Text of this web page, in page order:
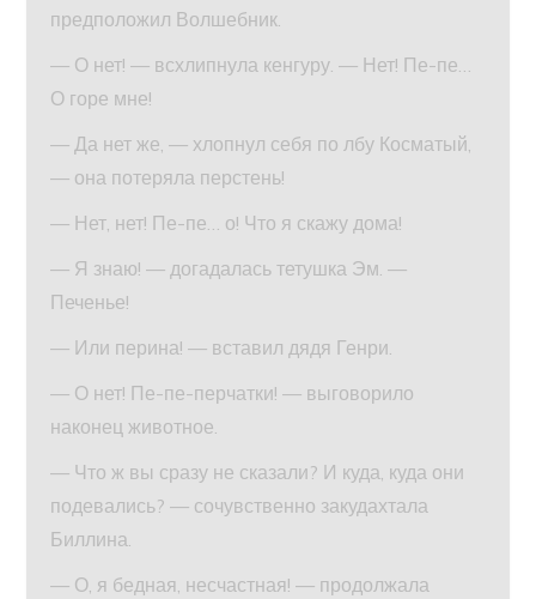
предположил Волшебник.
— О нет! — всхлипнула кенгуру. — Нет! Пе-пе…
О горе мне!
— Да нет же, — хлопнул себя по лбу Косматый,
— она потеряла перстень!
— Нет, нет! Пе-пе… о! Что я скажу дома!
— Я знаю! — догадалась тетушка Эм. —
Печенье!
— Или перина! — вставил дядя Генри.
— О нет! Пе-пе-перчатки! — выговорило
наконец животное.
— Что ж вы сразу не сказали? И куда, куда они
подевались? — сочувственно закудахтала
Биллина.
— О, я бедная, несчастная! — продолжала